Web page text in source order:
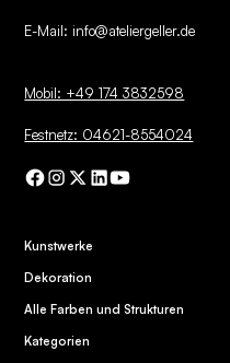
E-Mail: info@ateliergeller.de
Mobil: +49 174 3832598
Festnetz: 04621-8554024
Kunstwerke
Dekoration
Alle Farben und Strukturen
Kategorien